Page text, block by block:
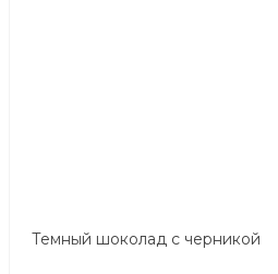
Темный шоколад с черникой